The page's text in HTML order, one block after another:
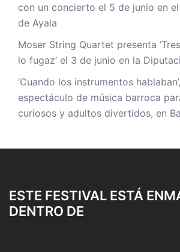
con un concierto el 5 de junio en
de Ayala
Moser String Quartet presenta
lo fugaz’ el 3 de junio en la
‘Cuando los instrumentos
espectáculo de música barroca
curiosos y adultos divertidos, en
ESTE FESTIVAL ESTÁ
DENTRO DE